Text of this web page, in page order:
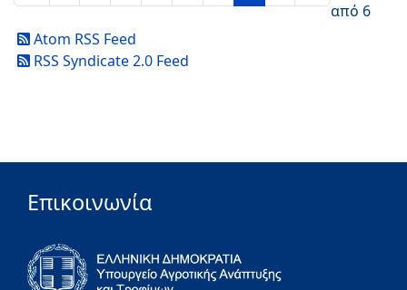
από 6
Atom RSS Feed
RSS Syndicate 2.0 Feed
Επικοινωνία